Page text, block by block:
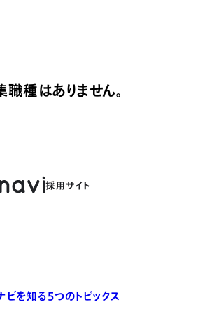
種はありません。
ビを知る5つのトピックス